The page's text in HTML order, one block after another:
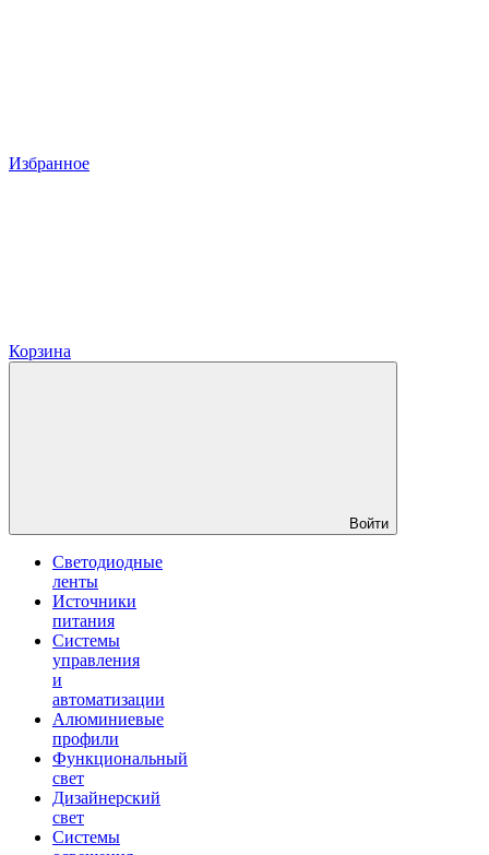
Избранное
Корзина
Войти
Светодиодные
ленты
Источники
питания
Системы
управления
и
автоматизации
Алюминиевые
профили
Функциональный
свет
Дизайнерский
свет
Системы